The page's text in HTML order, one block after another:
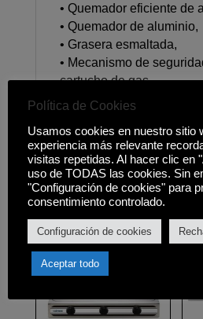
• Quemador eficiente de
• Quemador de aluminio,
• Grasera esmaltada,
• Mecanismo de
cartucho de gas,
• Maleta de transporte,
Productos
Política de Cookies
Usamos cookies en nuestro sitio
experiencia más relevante
visitas repetidas. Al hacer clic en
uso de TODAS las cookies. Sin
"Configuración de cookies" para
consentimiento controlado.
Configuración de cookies
Aceptar todo